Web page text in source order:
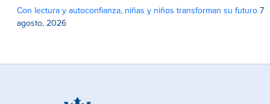
Con lectura y autoconfianza, niñas y niños transforman su futuro 7
agosto, 2026